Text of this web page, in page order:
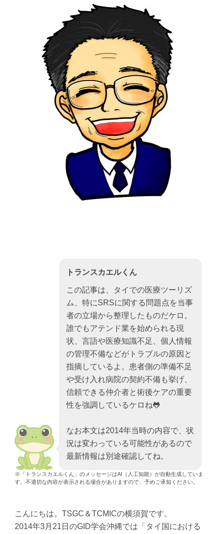
トランスカエルくん
この記事は、タイでの医療ツーリズ
ム、特にSRSに関する問題点を当事
者の立場から整理したものだケロ。
誰でもアテンド業を始められる現
状、言語や医療知識不足、個人情報
の管理不備などがトラブルの原因と
指摘しているよ。患者側の準備不足
や受け入れ病院の契約不備も挙げ、
信頼できる仲介者と術後ケアの重要
性を強調しているケロね🐸
なお本文は2014年当時の内容で、状
況は変わっている可能性があるので
最新情報は別途確認してね。
※「トランスカエルくん」のメッセージはAI（人工知能）が自動生成していま
す。不適切な内容が表示される場合がありますので、予めご承知ください。
こんにちは。TSGC＆TCMICの横須賀です。
2014年3月21日のGID学会沖縄では「タイ国における